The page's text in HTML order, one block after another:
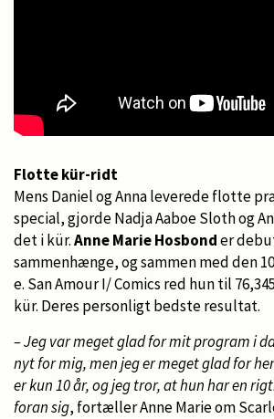
Flotte kür-ridt
Mens Daniel og Anna leverede flotte
special, gjorde Nadja Aaboe Sloth og
det i kür.Anne Marie Hosbonder
sammenhænge, og sammen med den
e. San Amour I/ Comics red hun til
kür. Deres personligt bedste resultat.
– Jeg var meget glad for mit program i
nyt for mig, men jeg er meget glad for
er kun 10 år, og jeg tror, at hun har en
foran sig, fortæller Anne Marie om